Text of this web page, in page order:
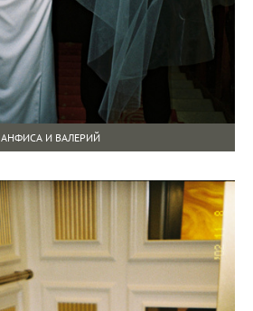
АНФИСА И ВАЛЕРИЙ